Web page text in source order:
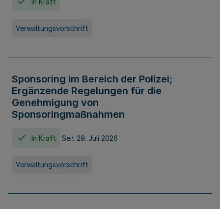
Verwaltungsvorschrift
Sponsoring im Bereich der Polizei;
Ergänzende Regelungen für die
Genehmigung von
Sponsoringmaßnahmen
In Kraft Seit 29. Juli 2026
Verwaltungsvorschrift